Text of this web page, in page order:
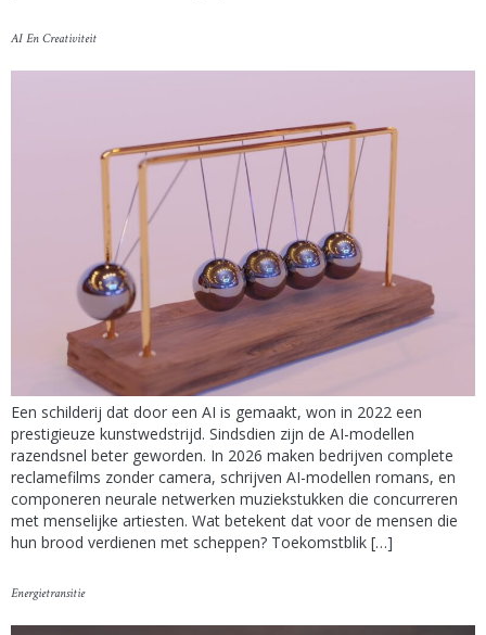
AI En Creativiteit
Een schilderij dat door een AI is gemaakt, won in 2022 een
prestigieuze kunstwedstrijd. Sindsdien zijn de AI-modellen
razendsnel beter geworden. In 2026 maken bedrijven complete
reclamefilms zonder camera, schrijven AI-modellen romans, en
componeren neurale netwerken muziekstukken die concurreren
met menselijke artiesten. Wat betekent dat voor de mensen die
hun brood verdienen met scheppen? Toekomstblik […]
Energietransitie